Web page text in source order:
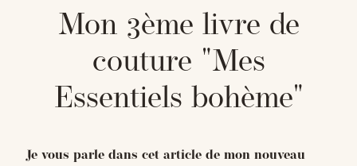
Mon 3ème livre de
couture "Mes
Essentiels bohème"
Je vous parle dans cet article de mon nouveau